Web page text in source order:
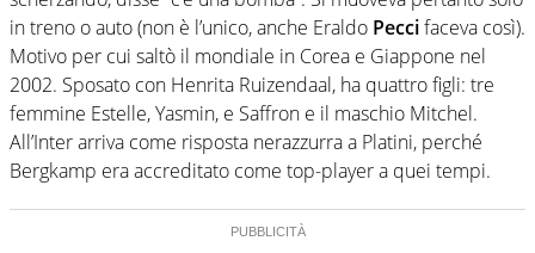
in treno o auto (non è l’unico, anche Eraldo Peccifaceva così).
Motivo per cui saltò il mondiale in Corea e Giappone nel
2002. Sposato con Henrita Ruizendaal, ha quattro figli: tre
femmine Estelle, Yasmin, e Saffron e il maschio Mitchel.
All’Inter arriva come risposta nerazzurra a Platini, perché
Bergkamp era accreditato come top-player a quei tempi.